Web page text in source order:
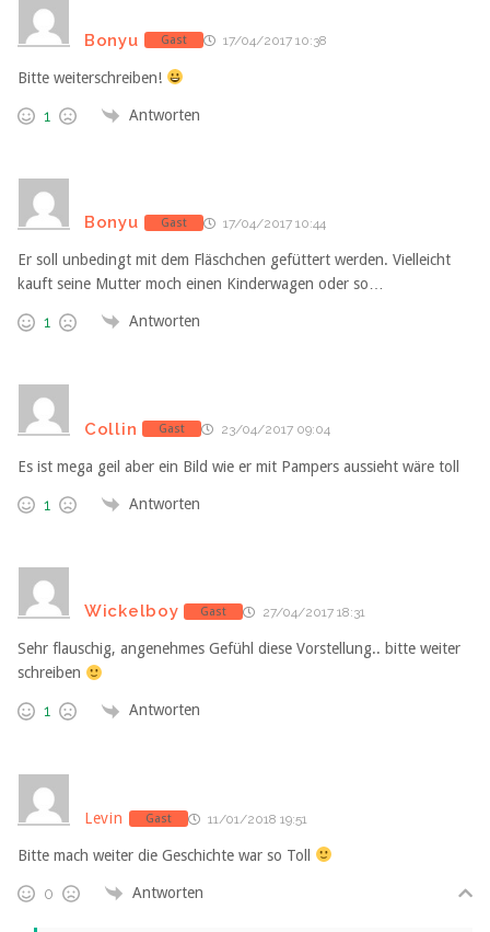
Bonyu Gast 17/04/2017 10:38
Bitte weiterschreiben!
1 Antworten
Bonyu Gast 17/04/2017 10:44
Er soll unbedingt mit dem Fläschchen gefüttert werden. Vielleicht
kauft seine Mutter moch einen Kinderwagen oder so…
1 Antworten
Collin Gast 23/04/2017 09:04
Es ist mega geil aber ein Bild wie er mit Pampers aussieht wäre toll
1 Antworten
Wickelboy Gast 27/04/2017 18:31
Sehr flauschig, angenehmes Gefühl diese Vorstellung.. bitte weiter
schreiben
1 Antworten
Levin Gast 11/01/2018 19:51
Bitte mach weiter die Geschichte war so Toll
0 Antworten